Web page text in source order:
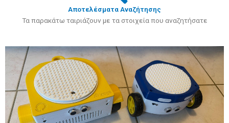
Αποτελέσματα Αναζήτησης
Τα παρακάτω ταιριάζουν με τα στοιχεία που αναζητήσατε